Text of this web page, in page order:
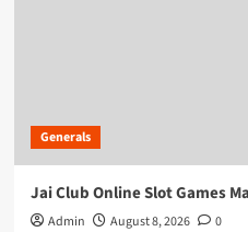
Generals
Jai Club Online Slot Games
Admin August 8, 2026 0